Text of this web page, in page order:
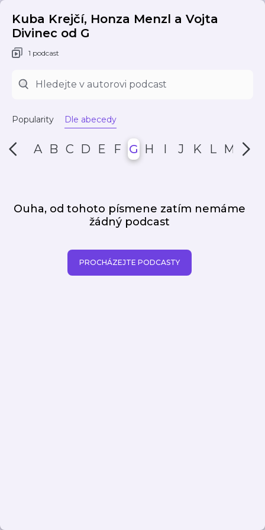
Kuba Krejčí, Honza Menzl a Vojta
Divinec od G
1 podcast
Popularity Dle abecedy
A B C D E F G H I J K L M N
Ouha, od tohoto písmene zatím nemáme
žádný podcast
PROCHÁZEJTE PODCASTY